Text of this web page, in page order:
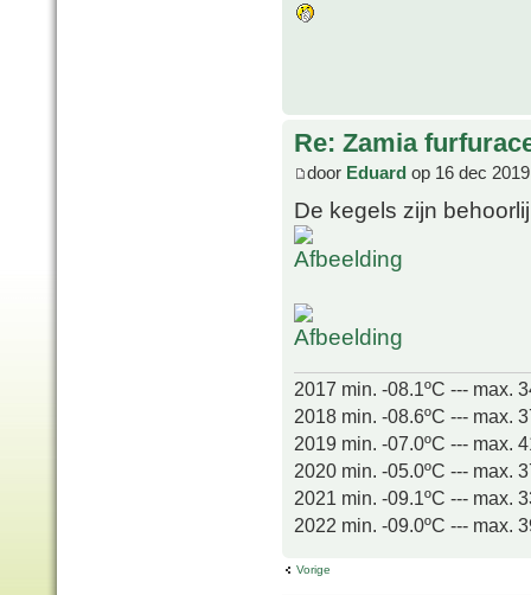
Re: Zamia
door Eduard op 16 dec
De kegels zijn
2017 min. -08.1ºC --- max.
2018 min. -08.6ºC --- max.
2019 min. -07.0ºC --- max.
2020 min. -05.0ºC --- max.
2021 min. -09.1ºC --- max.
2022 min. -09.0ºC --- max.
Vorige